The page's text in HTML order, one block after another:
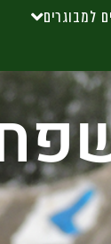
למבוגרים